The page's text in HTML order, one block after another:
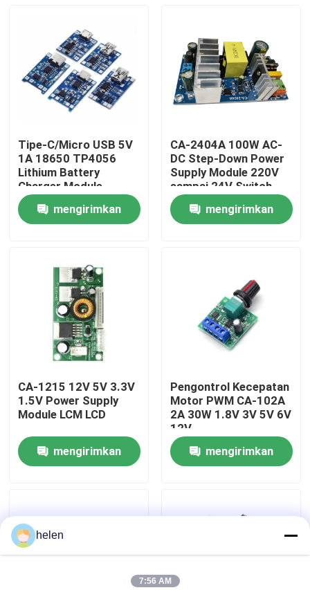
Beranda
Tentang Kami
Tur Pabrik
Kontrol Kualitas
Hubungi Kami
Berita
Blog
Modul Papan Amplifier
Tipe-C/Micro USB 5V
1A 18650 TP4056
Lithium Battery
Charger Module
Dengan Perlindungan
dan Fungsi Ganda
mengirimkan
CA-2404A 100W AC-
DC Step-Down Power
Supply Module 220V
sampai 24V Switch
Power Supply
mengirimkan
CA-1215 12V 5V 3.3V
1.5V Power Supply
Module LCM LCD
mengirimkan
Pengontrol Kecepatan
Motor PWM CA-102A
2A 30W 1.8V 3V 5V 6V
12V
mengirimkan
helen
7:56 AM